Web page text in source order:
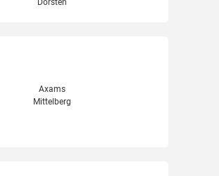
Dorsten
Axams
Mittelberg